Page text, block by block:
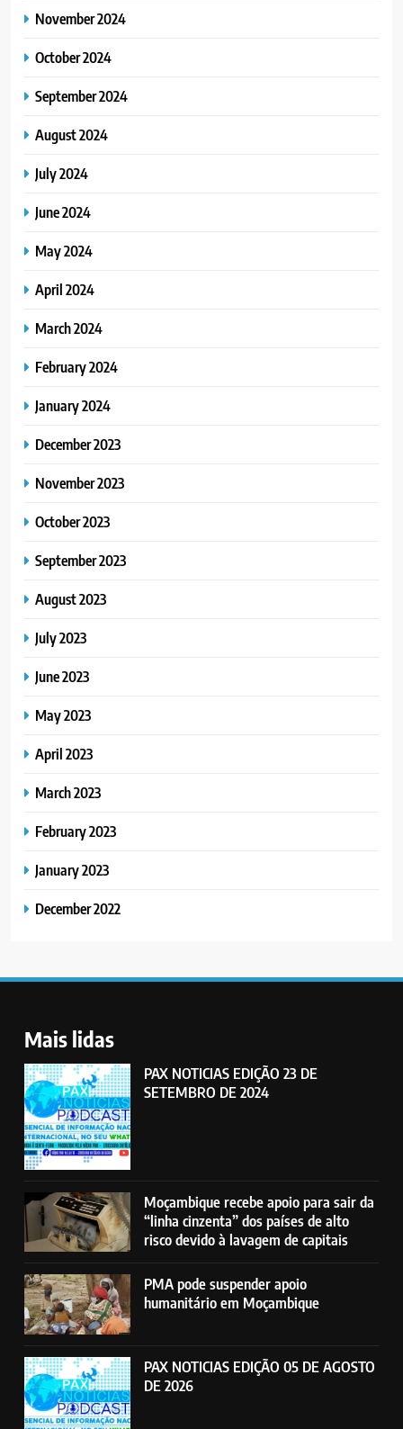
November 2024
October 2024
September 2024
August 2024
July 2024
June 2024
May 2024
April 2024
March 2024
February 2024
January 2024
December 2023
November 2023
October 2023
September 2023
August 2023
July 2023
June 2023
May 2023
April 2023
March 2023
February 2023
January 2023
December 2022
Mais lidas
PAX NOTICIAS EDIÇÃO 23 DE
SETEMBRO DE 2024
Moçambique recebe apoio para sair da
“linha cinzenta” dos países de alto
risco devido à lavagem de capitais
PMA pode suspender apoio
humanitário em Moçambique
PAX NOTICIAS EDIÇÃO 05 DE AGOSTO
DE 2026